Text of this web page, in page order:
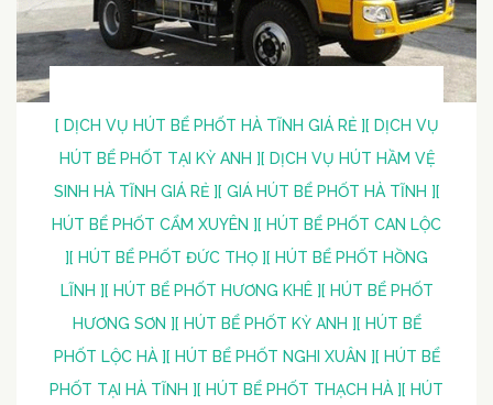
[ DỊCH VỤ HÚT BỂ PHỐT HÀ TĨNH GIÁ RẺ ] [ DỊCH VỤ
HÚT BỂ PHỐT TẠI KỲ ANH ] [ DỊCH VỤ HÚT HẦM VỆ
SINH HÀ TĨNH GIÁ RẺ ] [ GIÁ HÚT BỂ PHỐT HÀ TĨNH ] [
HÚT BỂ PHỐT CẨM XUYÊN ] [ HÚT BỂ PHỐT CAN LỘC
] [ HÚT BỂ PHỐT ĐỨC THỌ ] [ HÚT BỂ PHỐT HỒNG
LĨNH ] [ HÚT BỂ PHỐT HƯƠNG KHÊ ] [ HÚT BỂ PHỐT
HƯƠNG SƠN ] [ HÚT BỂ PHỐT KỲ ANH ] [ HÚT BỂ
PHỐT LỘC HÀ ] [ HÚT BỂ PHỐT NGHI XUÂN ] [ HÚT BỂ
PHỐT TẠI HÀ TĨNH ] [ HÚT BỂ PHỐT THẠCH HÀ ] [ HÚT